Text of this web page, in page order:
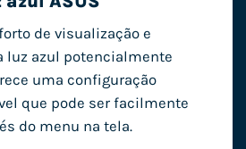
de visualização e
luz azul potencialmente
uma configuração
que pode ser facilmente
do menu na tela.